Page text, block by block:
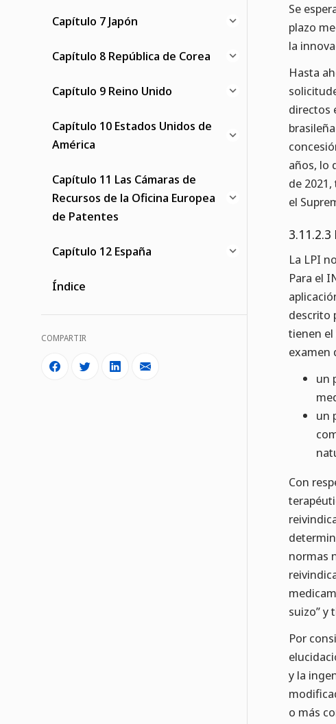
Capítulo 7 Japón
Capítulo 8 República de Corea
Capítulo 9 Reino Unido
Capítulo 10 Estados Unidos de
América
Capítulo 11 Las Cámaras de
Recursos de la Oficina Europea
de Patentes
Capítulo 12 España
Índice
COMPARTIR
Se
plazo
la
Hasta
directos
años, lo
de
el
La LPI
Para el
descrito
tienen
examen
un
un
Con
normas
suizo” y
Por
y la
o más